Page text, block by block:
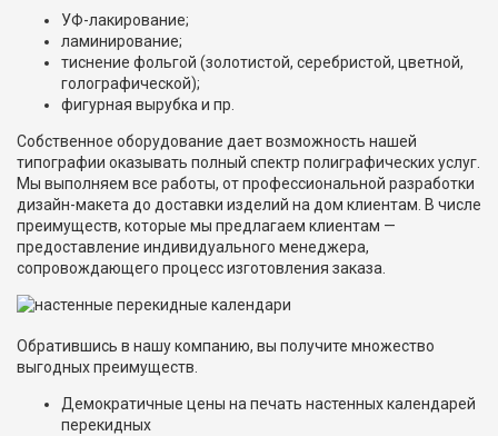
УФ-лакирование;
ламинирование;
тиснение фольгой (золотистой, серебристой, цветной,
голографической);
фигурная вырубка и пр.
Собственное оборудование дает возможность нашей
типографии оказывать полный спектр полиграфических услуг.
Мы выполняем все работы, от профессиональной разработки
дизайн-макета до доставки изделий на дом клиентам. В числе
преимуществ, которые мы предлагаем клиентам —
предоставление индивидуального менеджера,
сопровождающего процесс изготовления заказа.
Обратившись в нашу компанию, вы получите множество
выгодных преимуществ.
Демократичные цены на печать настенных календарей
перекидных